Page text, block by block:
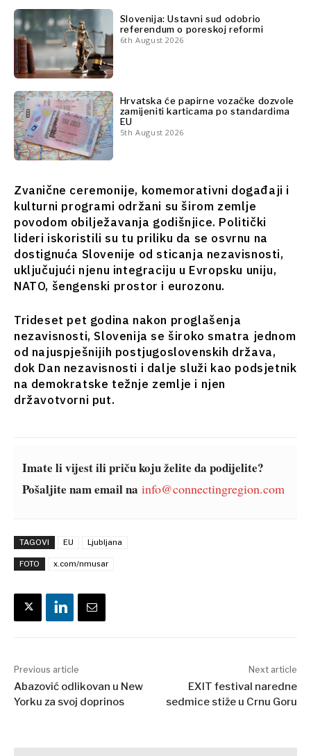
Analize
Mišljenje
Okrugli
sto
Svet
Istraži
Vijesti
Događaji
O
Sport
Lifestyle
Putovanja
Hrana
i piće
Magazin
Analize
Intervju
Mišljenje
Okrugli
sto
Svet
Analiza
Istražite
Vijesti
Događaji
O kulturi
Sport
Putovanja
Hrana i
piće
Magazin
2030
O nama Kontakt Oglašavanje Pretplata
Slovenija: Ustavni sud odobrio
referendum o poreskoj reformi
6th August 2026
Hrvatska će papirne vozačke dozvole
zamijeniti karticama po standardima
EU
5th August 2026
Zvanične ceremonije, komemorativni događaji i
kulturni programi održani su širom zemlje
povodom obilježavanja godišnjice. Politički
lideri iskoristili su tu priliku da se osvrnu na
dostignuća Slovenije od sticanja nezavisnosti,
uključujući njenu integraciju u Evropsku uniju,
NATO, šengenski prostor i eurozonu.
Trideset pet godina nakon proglašenja
nezavisnosti, Slovenija se široko smatra jednom
od najuspješnijih postjugoslovenskih država,
dok Dan nezavisnosti i dalje služi kao podsjetnik
na demokratske težnje zemlje i njen
državotvorni put.
Imate li vijest ili priču koju želite da podijelite?
Pošaljite nam email na info@connectingregion.com
TAGOVI EU Ljubljana
FOTO x.com/nmusar
Previous article
Abazović odlikovan u New
Yorku za svoj doprinos
Next article
EXIT festival naredne
sedmice stiže u Crnu Goru